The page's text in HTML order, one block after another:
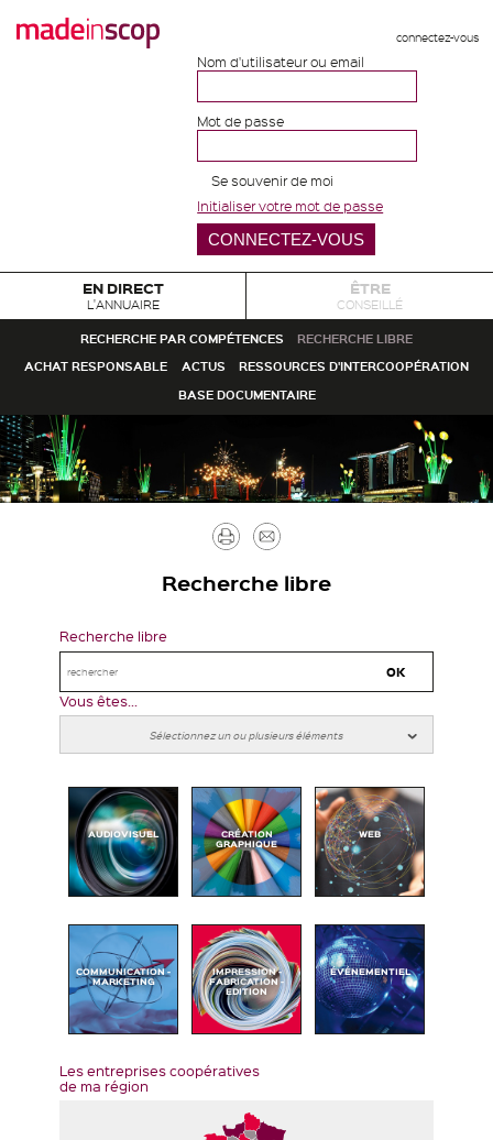
connectez-vous
Nom d'utilisateur ou email
Mot de passe
Se souvenir de moi
Initialiser votre mot de passe
EN DIRECT
L'ANNUAIRE
ÊTRE
CONSEILLÉ
RECHERCHE PAR COMPÉTENCES
RECHERCHE LIBRE
ACHAT RESPONSABLE
ACTUS
RESSOURCES D'INTERCOOPÉRATION
BASE DOCUMENTAIRE
Imprimer
Recherche libre
Recherche libre
Vous êtes...
AUDIOVISUEL CRÉATION
GRAPHIQUE
WEB
COMMUNICATION -
MARKETING
IMPRESSION -
FABRICATION -
EDITION
ÉVÉNEMENTIEL
Les entreprises coopératives
de ma région